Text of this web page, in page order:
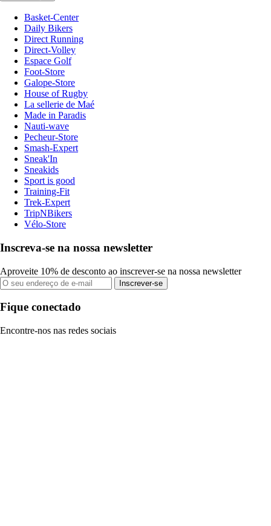
Basket-Center
Daily Bikers
Direct Running
Direct-Volley
Espace Golf
Foot-Store
Galope-Store
House of Rugby
La sellerie de Maé
Made in Paradis
Nauti-wave
Pecheur-Store
Smash-Expert
Sneak'In
Sneakids
Sport is good
Training-Fit
Trek-Expert
TripNBikers
Vélo-Store
Inscreva-se na nossa newsletter
Aproveite 10% de desconto ao inscrever-se na nossa newsletter
Inscrever-se
Fique conectado
Encontre-nos nas redes sociais